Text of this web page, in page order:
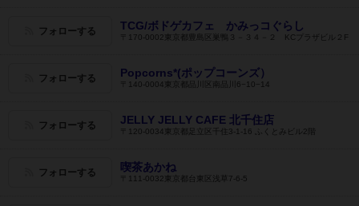
フォローする TCG/ボドゲカフェ かみっコぐらし
〒170-0002東京都豊島区巣鴨３－３４－２ KCプラザビル２F
フォローする Popcorns*(ポップコーンズ）
〒140-0004東京都品川区南品川6−10−14
フォローする JELLY JELLY CAFE 北千住店
〒120-0034東京都足立区千住3-1-16 ふくとみビル2階
フォローする 喫茶あかね
〒111-0032東京都台東区浅草7-6-5